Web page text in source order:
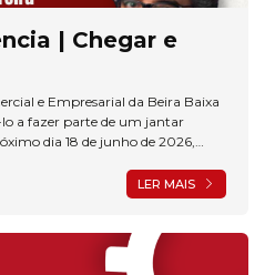
| Chegar e
e Empresarial da Beira Baixa
a fazer parte de um jantar
dia 18 de junho de 2026,
LER MAIS